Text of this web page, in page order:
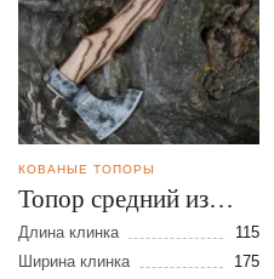
КОВАНЫЕ ТОПОРЫ
Топор средний из
стали 9ХС
Длина клинка
115
Ширина клинка
175